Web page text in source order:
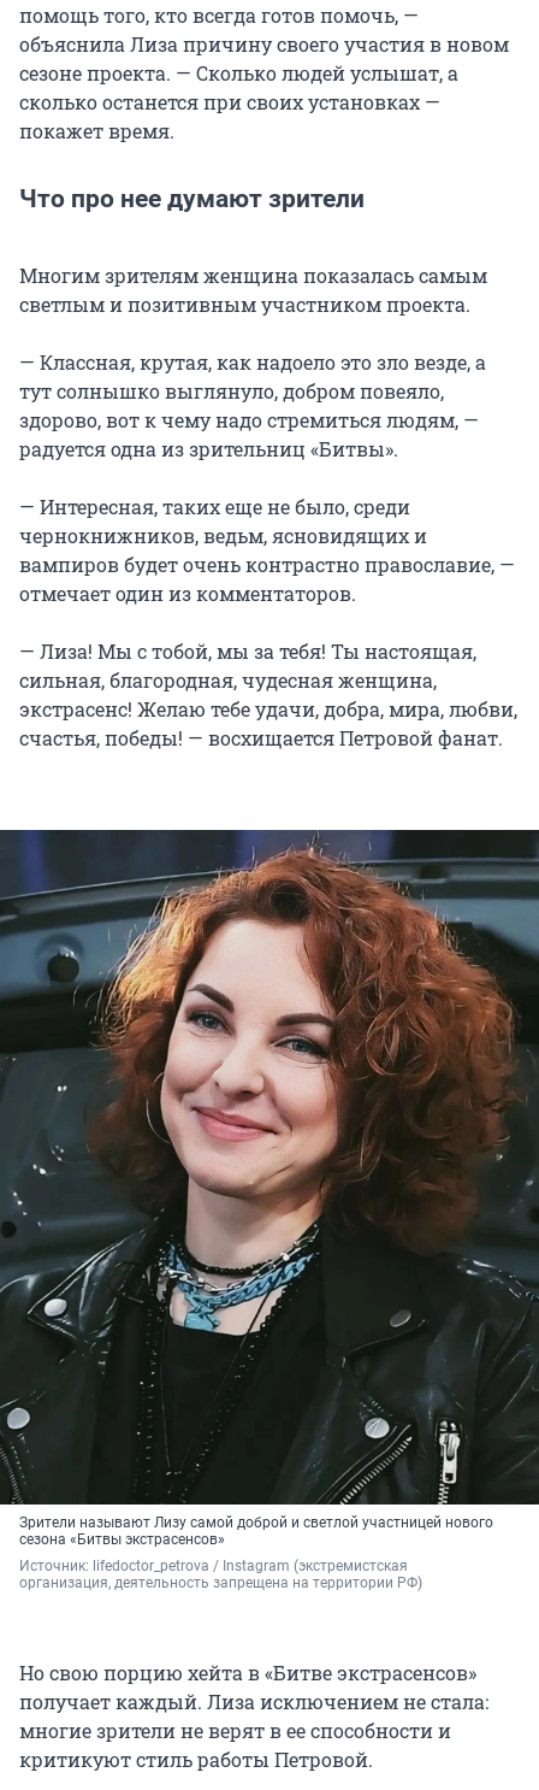
помощь того, кто всегда готов помочь, —
объяснила Лиза причину своего участия в новом
сезоне проекта. — Сколько людей услышат, а
сколько останется при своих установках —
покажет время.
Что про нее думают зрители
Многим зрителям женщина показалась самым
светлым и позитивным участником проекта.
— Классная, крутая, как надоело это зло везде, а
тут солнышко выглянуло, добром повеяло,
здорово, вот к чему надо стремиться людям, —
радуется одна из зрительниц «Битвы».
— Интересная, таких еще не было, среди
чернокнижников, ведьм, ясновидящих и
вампиров будет очень контрастно православие, —
отмечает один из комментаторов.
— Лиза! Мы с тобой, мы за тебя! Ты настоящая,
сильная, благородная, чудесная женщина,
экстрасенс! Желаю тебе удачи, добра, мира, любви,
счастья, победы! — восхищается Петровой фанат.
Зрители называют Лизу самой доброй и светлой участницей нового
сезона «Битвы экстрасенсов»
Источник: lifedoctor_petrova / Instagram (экстремистская
организация, деятельность запрещена на территории РФ)
Но свою порцию хейта в «Битве экстрасенсов»
получает каждый. Лиза исключением не стала:
многие зрители не верят в ее способности и
критикуют стиль работы Петровой.